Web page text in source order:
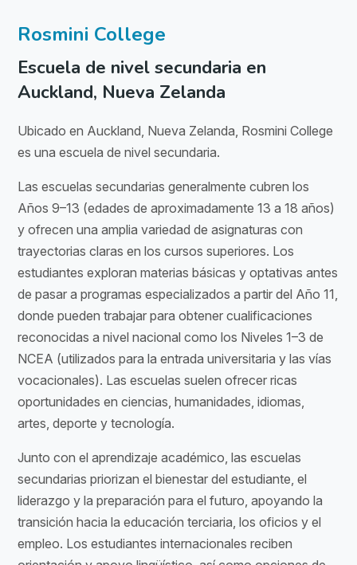
Rosmini College
Escuela de nivel secundaria en
Auckland, Nueva Zelanda
Ubicado en Auckland, Nueva Zelanda, Rosmini College
es una escuela de nivel secundaria.
Las escuelas secundarias generalmente cubren los
Años 9–13 (edades de aproximadamente 13 a 18 años)
y ofrecen una amplia variedad de asignaturas con
trayectorias claras en los cursos superiores. Los
estudiantes exploran materias básicas y optativas antes
de pasar a programas especializados a partir del Año 11,
donde pueden trabajar para obtener cualificaciones
reconocidas a nivel nacional como los Niveles 1–3 de
NCEA (utilizados para la entrada universitaria y las vías
vocacionales). Las escuelas suelen ofrecer ricas
oportunidades en ciencias, humanidades, idiomas,
artes, deporte y tecnología.
Junto con el aprendizaje académico, las escuelas
secundarias priorizan el bienestar del estudiante, el
liderazgo y la preparación para el futuro, apoyando la
transición hacia la educación terciaria, los oficios y el
empleo. Los estudiantes internacionales reciben